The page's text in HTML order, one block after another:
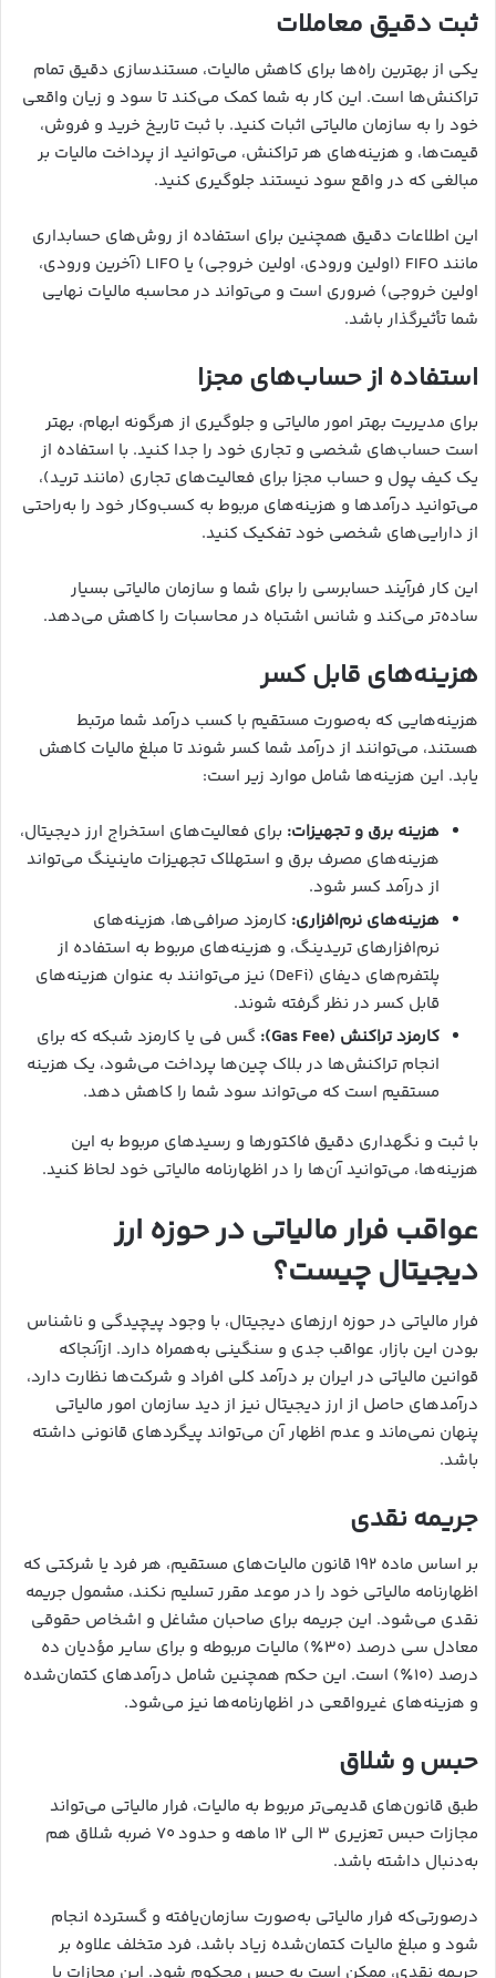
ثبت دقیق معاملات
یکی از بهترین راه‌ها برای کاهش مالیات، مستندسازی دقیق تمام
تراکنش‌ها است. این کار به شما کمک می‌کند تا سود و زیان واقعی
خود را به سازمان مالیاتی اثبات کنید. با ثبت تاریخ خرید و فروش،
قیمت‌ها، و هزینه‌های هر تراکنش، می‌توانید از پرداخت مالیات بر
مبالغی که در واقع سود نیستند جلوگیری کنید.
این اطلاعات دقیق همچنین برای استفاده از روش‌های حسابداری
مانند FIFO (اولین ورودی، اولین خروجی) یا LIFO (آخرین ورودی،
اولین خروجی) ضروری است و می‌تواند در محاسبه مالیات نهایی
شما تأثیرگذار باشد.
استفاده از حساب‌های مجزا
برای مدیریت بهتر امور مالیاتی و جلوگیری از هرگونه ابهام، بهتر
است حساب‌های شخصی و تجاری خود را جدا کنید. با استفاده از
یک کیف پول و حساب مجزا برای فعالیت‌های تجاری (مانند ترید)،
می‌توانید درآمدها و هزینه‌های مربوط به کسب‌وکار خود را به‌راحتی
از دارایی‌های شخصی خود تفکیک کنید.
این کار فرآیند حسابرسی را برای شما و سازمان مالیاتی بسیار
ساده‌تر می‌کند و شانس اشتباه در محاسبات را کاهش می‌دهد.
هزینه‌های قابل کسر
هزینه‌هایی که به‌صورت مستقیم با کسب درآمد شما مرتبط
هستند، می‌توانند از درآمد شما کسر شوند تا مبلغ مالیات کاهش
یابد. این هزینه‌ها شامل موارد زیر است:
هزینه برق و تجهیزات: برای فعالیت‌های استخراج ارز دیجیتال،
هزینه‌های مصرف برق و استهلاک تجهیزات ماینینگ می‌تواند
از درآمد کسر شود.
هزینه‌های نرم‌افزاری: کارمزد صرافی‌ها، هزینه‌های
نرم‌افزارهای تریدینگ، و هزینه‌های مربوط به استفاده از
پلتفرم‌های دیفای (DeFi) نیز می‌توانند به عنوان هزینه‌های
قابل کسر در نظر گرفته شوند.
کارمزد تراکنش (Gas Fee):
گس فی یا کارمزد شبکه که برای
انجام تراکنش‌ها در بلاک چین‌ها پرداخت می‌شود، یک هزینه
مستقیم است که می‌تواند سود شما را کاهش دهد.
با ثبت و نگهداری دقیق فاکتورها و رسیدهای مربوط به این
هزینه‌ها، می‌توانید آن‌ها را در اظهارنامه مالیاتی خود لحاظ کنید.
عواقب فرار مالیاتی در حوزه ارز
دیجیتال چیست؟
فرار مالیاتی در حوزه ارزهای دیجیتال، با وجود پیچیدگی و ناشناس
بودن این بازار، عواقب جدی و سنگینی به‌همراه دارد. ازآنجاکه
قوانین مالیاتی در ایران بر درآمد کلی افراد و شرکت‌ها نظارت دارد،
درآمدهای حاصل از ارز دیجیتال نیز از دید سازمان امور مالیاتی
پنهان نمی‌ماند و عدم اظهار آن می‌تواند پیگردهای قانونی داشته
باشد.
جریمه نقدی
بر اساس ماده ۱۹۲ قانون مالیات‌های مستقیم، هر فرد یا شرکتی که
اظهارنامه مالیاتی خود را در موعد مقرر تسلیم نکند، مشمول جریمه
نقدی می‌شود. این جریمه برای صاحبان مشاغل و اشخاص حقوقی
معادل سی درصد (۳۰٪) مالیات مربوطه و برای سایر مؤدیان ده
درصد (۱۰٪) است. این حکم همچنین شامل درآمدهای کتمان‌شده
و هزینه‌های غیرواقعی در اظهارنامه‌ها نیز می‌شود.
حبس و شلاق
طبق قانون‌های قدیمی‌تر مربوط به مالیات، فرار مالیاتی می‌تواند
مجازات حبس تعزیری ۳ الی ۱۲ ماهه و حدود ۷۰ ضربه شلاق هم
به‌دنبال داشته باشد.
درصورتی‌که فرار مالیاتی به‌صورت سازمان‌یافته و گسترده انجام
شود و مبلغ مالیات کتمان‌شده زیاد باشد، فرد متخلف علاوه بر